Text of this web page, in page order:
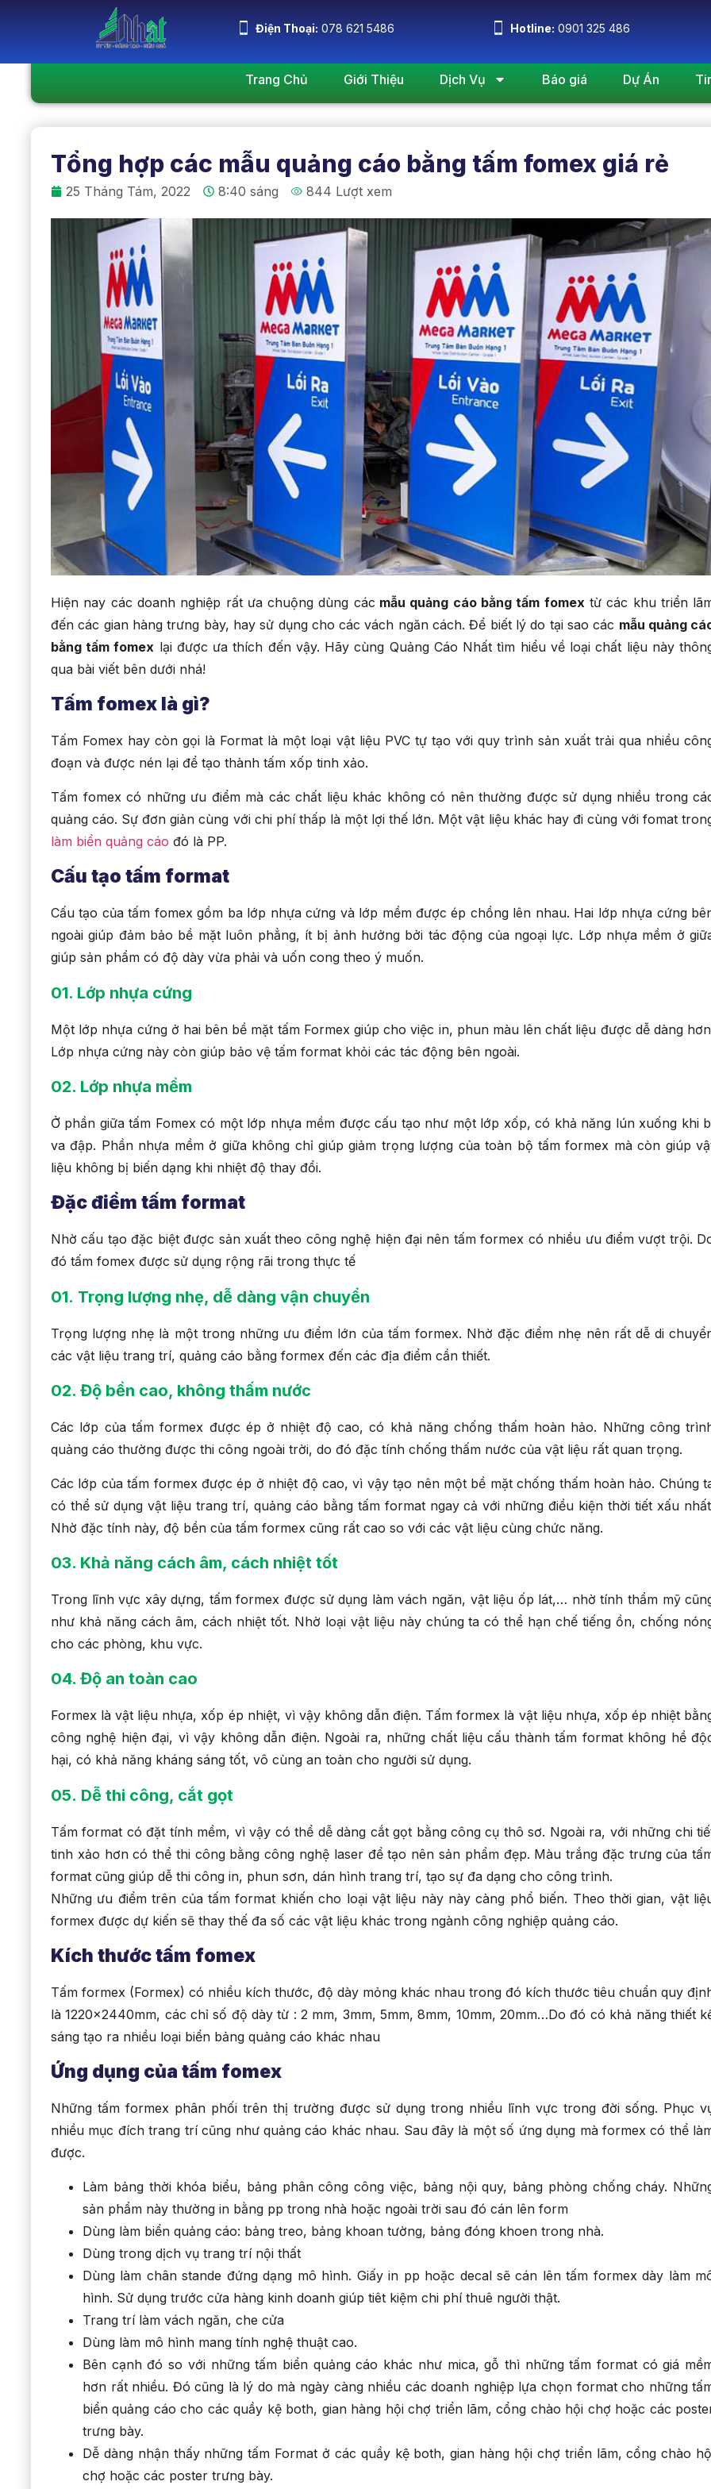
Điện Thoại: 078 621 5486 Hotline: 0901 325 486
Trang Chủ Giới Thiệu Dịch Vụ Báo giá Dự Án
Tổng hợp các mẫu quảng cáo bằng tấm fomex giá rẻ
25 Tháng Tám, 2022 8:40 sáng 844 Lượt xem
Hiện nay các doanh nghiệp rất ưa chuộng dùng các mẫu quảng cáo bằng tấm fomextừ các khu triển
đến các gian hàng trưng bày, hay sử dụng cho các vách ngăn cách. Để biết lý do tại sao các mẫu quảng
bằng tấm fomex lại được ưa thích đến vậy. Hãy cùng Quảng Cáo Nhất tìm hiểu về loại chất liệu này
qua bài viết bên dưới nhá!
Tấm fomex là gì?
Tấm Fomex hay còn gọi là Format là một loại vật liệu PVC tự tạo với quy trình sản xuất trải qua nhiều
đoạn và được nén lại để tạo thành tấm xốp tinh xảo.
Tấm fomex có những ưu điểm mà các chất liệu khác không có nên thường được sử dụng nhiều trong
quảng cáo. Sự đơn giản cùng với chi phí thấp là một lợi thế lớn. Một vật liệu khác hay đi cùng với fomat
làm biển quảng cáo đó là PP.
Cấu tạo tấm format
Cấu tạo của tấm fomex gồm ba lớp nhựa cứng và lớp mềm được ép chồng lên nhau. Hai lớp nhựa cứng
ngoài giúp đảm bảo bề mặt luôn phẳng, ít bị ảnh hưởng bởi tác động của ngoại lực. Lớp nhựa mềm ở
giúp sản phẩm có độ dày vừa phải và uốn cong theo ý muốn.
01. Lớp nhựa cứng
Một lớp nhựa cứng ở hai bên bề mặt tấm Formex giúp cho việc in, phun màu lên chất liệu được dễ dàng
Lớp nhựa cứng này còn giúp bảo vệ tấm format khỏi các tác động bên ngoài.
02. Lớp nhựa mềm
Ở phần giữa tấm Fomex có một lớp nhựa mềm được cấu tạo như một lớp xốp, có khả năng lún xuống khi
va đập. Phần nhựa mềm ở giữa không chỉ giúp giảm trọng lượng của toàn bộ tấm formex mà còn giúp
liệu không bị biến dạng khi nhiệt độ thay đổi.
Đặc điểm tấm format
Nhờ cấu tạo đặc biệt được sản xuất theo công nghệ hiện đại nên tấm formex có nhiều ưu điểm vượt trội.
đó tấm fomex được sử dụng rộng rãi trong thực tế
01. Trọng lượng nhẹ, dễ dàng vận chuyển
Trọng lượng nhẹ là một trong những ưu điểm lớn của tấm formex. Nhờ đặc điểm nhẹ nên rất dễ di
các vật liệu trang trí, quảng cáo bằng formex đến các địa điểm cần thiết.
02. Độ bền cao, không thấm nước
Các lớp của tấm formex được ép ở nhiệt độ cao, có khả năng chống thấm hoàn hảo. Những công
quảng cáo thường được thi công ngoài trời, do đó đặc tính chống thấm nước của vật liệu rất quan trọng.
Các lớp của tấm formex được ép ở nhiệt độ cao, vì vậy tạo nên một bề mặt chống thấm hoàn hảo. Chúng
có thể sử dụng vật liệu trang trí, quảng cáo bằng tấm format ngay cả với những điều kiện thời tiết xấu
Nhờ đặc tính này, độ bền của tấm formex cũng rất cao so với các vật liệu cùng chức năng.
03. Khả năng cách âm, cách nhiệt tốt
Trong lĩnh vực xây dựng, tấm formex được sử dụng làm vách ngăn, vật liệu ốp lát,… nhờ tính thẩm mỹ
như khả năng cách âm, cách nhiệt tốt. Nhờ loại vật liệu này chúng ta có thể hạn chế tiếng ồn, chống
cho các phòng, khu vực.
04. Độ an toàn cao
Formex là vật liệu nhựa, xốp ép nhiệt, vì vậy không dẫn điện. Tấm formex là vật liệu nhựa, xốp ép nhiệt
công nghệ hiện đại, vì vậy không dẫn điện. Ngoài ra, những chất liệu cấu thành tấm format không hề
hại, có khả năng kháng sáng tốt, vô cùng an toàn cho người sử dụng.
05. Dễ thi công, cắt gọt
Tấm format có đặt tính mềm, vì vậy có thể dễ dàng cắt gọt bằng công cụ thô sơ. Ngoài ra, với những chi
tinh xảo hơn có thể thi công bằng công nghệ laser để tạo nên sản phẩm đẹp. Màu trắng đặc trưng của
format cũng giúp dễ thi công in, phun sơn, dán hình trang trí, tạo sự đa dạng cho công trình.
Những ưu điểm trên của tấm format khiến cho loại vật liệu này này càng phổ biến. Theo thời gian, vật
formex được dự kiến sẽ thay thế đa số các vật liệu khác trong ngành công nghiệp quảng cáo.
Kích thước tấm fomex
Tấm formex (Formex) có nhiều kích thước, độ dày mỏng khác nhau trong đó kích thước tiêu chuẩn quy
là 1220x2440mm, các chỉ số độ dày từ : 2 mm, 3mm, 5mm, 8mm, 10mm, 20mm…Do đó có khả năng thiết
sáng tạo ra nhiều loại biển bảng quảng cáo khác nhau
Ứng dụng của tấm fomex
Những tấm formex phân phối trên thị trường được sử dụng trong nhiều lĩnh vực trong đời sống. Phục
nhiều mục đích trang trí cũng như quảng cáo khác nhau. Sau đây là một số ứng dụng mà formex có thể
được.
Làm bảng thời khóa biểu, bảng phân công công việc, bảng nội quy, bảng phòng chống cháy.
sản phẩm này thường in bằng pp trong nhà hoặc ngoài trời sau đó cán lên form
Dùng làm biển quảng cáo: bảng treo, bảng khoan tường, bảng đóng khoen trong nhà.
Dùng trong dịch vụ trang trí nội thất
Dùng làm chân stande đứng dạng mô hình. Giấy in pp hoặc decal sẽ cán lên tấm formex dày làm
hình. Sử dụng trước cửa hàng kinh doanh giúp tiêt kiệm chi phí thuê người thật.
Trang trí làm vách ngăn, che cửa
Dùng làm mô hình mang tính nghệ thuật cao.
Bên cạnh đó so với những tấm biển quảng cáo khác như mica, gỗ thì những tấm format có giá
hơn rất nhiều. Đó cũng là lý do mà ngày càng nhiều các doanh nghiệp lựa chọn format cho những
biển quảng cáo cho các quầy kệ both, gian hàng hội chợ triển lãm, cổng chào hội chợ hoặc các
trưng bày.
Dễ dàng nhận thấy những tấm Format ở các quầy kệ both, gian hàng hội chợ triển lãm, cổng chào
chợ hoặc các poster trưng bày.